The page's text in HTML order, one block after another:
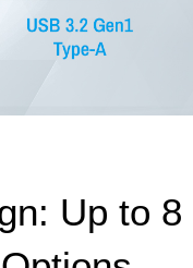
Up to 8